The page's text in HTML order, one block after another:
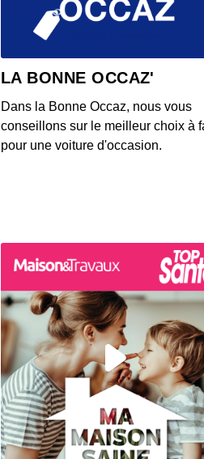
00:03:37 - IL Y A
00:03:39 - IL Y A
S12E143:
S12E142:
S12E140:
00:04:05 - IL Y A
S12E139:
LA BONNE OCCAZ'
Dans la Bonne Occaz, nous vous
conseillons sur le meilleur choix à
pour une voiture d'occasion.